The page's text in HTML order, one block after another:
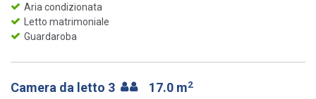
Aria condizionata
Letto matrimoniale
Guardaroba
Camera da letto 3 17.0 m2